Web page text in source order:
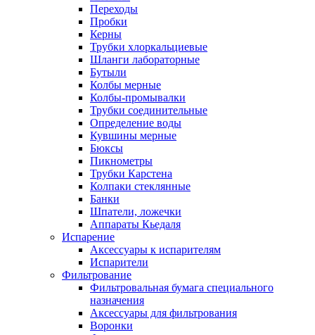
Переходы
Пробки
Керны
Трубки хлоркальциевые
Шланги лабораторные
Бутыли
Колбы мерные
Колбы-промывалки
Трубки соединительные
Определение воды
Кувшины мерные
Бюксы
Пикнометры
Трубки Карстена
Колпаки стеклянные
Банки
Шпатели, ложечки
Аппараты Кьедаля
Испарение
Аксессуары к испарителям
Испарители
Фильтрование
Фильтровальная бумага специального
назначения
Аксессуары для фильтрования
Воронки